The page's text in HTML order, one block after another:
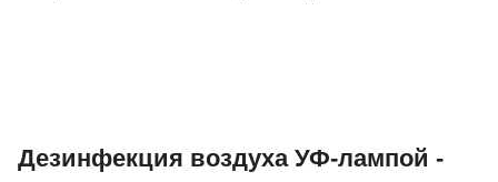
Дезинфекция воздуха УФ-лампой -